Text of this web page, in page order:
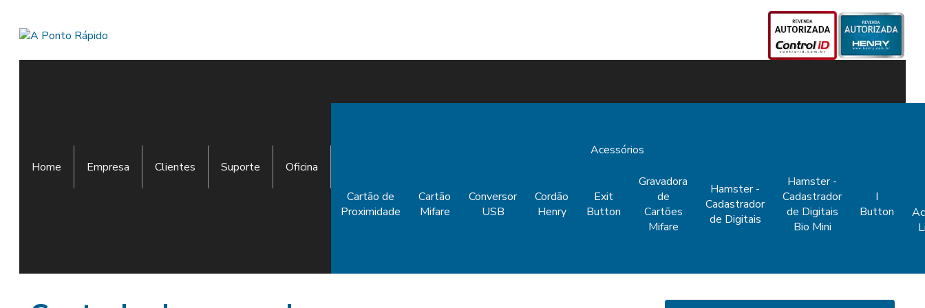
Home Empresa Clientes Suporte Oficina
Acessórios
Cartão de
Proximidade
Cartão
Mifare
Conversor
USB
Cordão
Henry
Exit
Button
Gravadora
de
Cartões
Mifare
Hamster -
Cadastrador
de Digitais
Hamster -
Cadastrador
de Digitais
Bio Mini
I
Button